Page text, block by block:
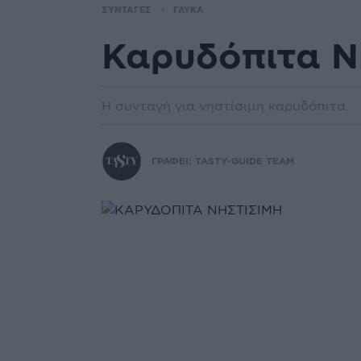
ΣΥΝΤΑΓΕΣ ΓΛΥΚΑ
Καρυδόπιτα
Η συνταγή για νηστίσιµη καρυδόπιτα.
ΓΡΑΦΕΙ: TASTY-GUIDE TEAM